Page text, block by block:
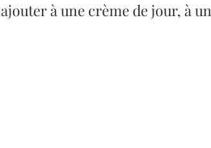
ajouter à une crème de jour, à